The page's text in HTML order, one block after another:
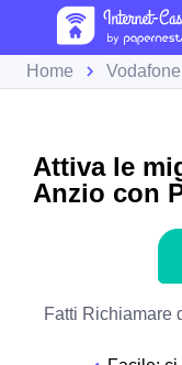
Home Vodafone